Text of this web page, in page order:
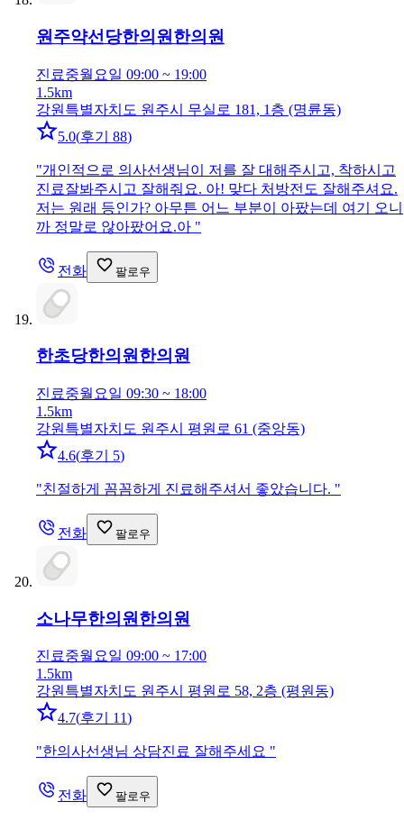
원주약선당한의원 한의원
진료중월요일 09:00 ~ 19:00
1.5km
강원특별자치도 원주시 무실로 181, 1층 (명륜동)
5.0(후기 88)
"개인적으로 의사선생님이 저를 잘 대해주시고, 착하시고
진료잘봐주시고 잘해줘요. 아! 맞다 처방전도 잘해주셔요.
저는 원래 등인가? 아무튼 어느 부분이 아팠는데 여기 오니
까 정말로 않아팠어요.아 "
전화 팔로우
한초당한의원한의원
진료중월요일 09:30 ~ 18:00
1.5km
강원특별자치도 원주시 평원로 61 (중앙동)
4.6(후기 5)
"친절하게 꼼꼼하게 진료해주셔서 좋았습니다. "
전화 팔로우
소나무한의원 한의원
진료중월요일 09:00 ~ 17:00
1.5km
강원특별자치도 원주시 평원로 58, 2층 (평원동)
4.7(후기 11)
"한의사선생님 상담진료 잘해주세요 "
전화 팔로우